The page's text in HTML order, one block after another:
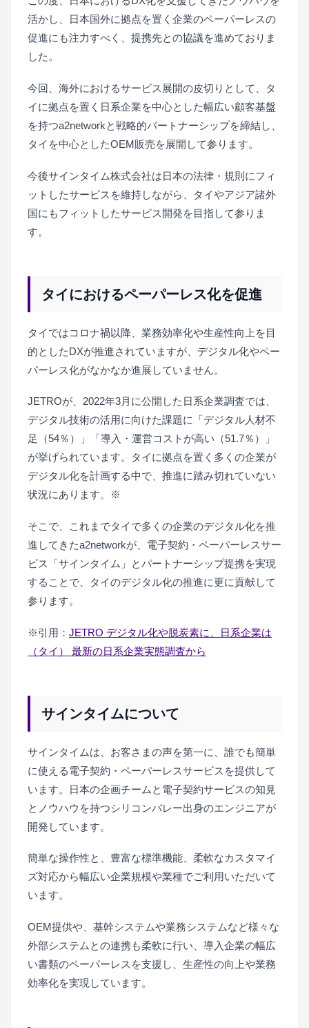
活かし、日本国外に拠点を置く企業のペーパーレスの
促進にも注力すべく、提携先との協議を進めておりま
した。
今回、海外におけるサービス展開の皮切りとして、タ
イに拠点を置く日系企業を中心とした幅広い顧客基盤
を持つa2networkと戦略的パートナーシップを締結し、
タイを中心としたOEM販売を展開して参ります。
今後サインタイム株式会社は日本の法律・規則にフィ
ットしたサービスを維持しながら、タイやアジア諸外
国にもフィットしたサービス開発を目指して参りま
す。
タイにおけるペーパーレス化を促進
タイではコロナ禍以降、業務効率化や生産性向上を目
的としたDXが推進されていますが、デジタル化やペー
パーレス化がなかなか進展していません。
JETROが、2022年3月に公開した日系企業調査では、
デジタル技術の活用に向けた課題に「デジタル人材不
足（54％）」「導入・運営コストが高い（51.7％）」
が挙げられています。タイに拠点を置く多くの企業が
デジタル化を計画する中で、推進に踏み切れていない
状況にあります。※
そこで、これまでタイで多くの企業のデジタル化を推
進してきたa2networkが、電子契約・ペーパーレスサー
ビス「サインタイム」とパートナーシップ提携を実現
することで、タイのデジタル化の推進に更に貢献して
参ります。
※引用： JETRO デジタル化や脱炭素に、日系企業は
（タイ） 最新の日系企業実態調査から
サインタイムについて
サインタイムは、お客さまの声を第一に、誰でも簡単
に使える電子契約・ペーパーレスサービスを提供して
います。日本の企画チームと電子契約サービスの知見
とノウハウを持つシリコンバレー出身のエンジニアが
開発しています。
簡単な操作性と、豊富な標準機能、柔軟なカスタマイ
ズ対応から幅広い企業規模や業種でご利用いただいて
います。
OEM提供や、基幹システムや業務システムなど様々な
外部システムとの連携も柔軟に行い、導入企業の幅広
い書類のペーパーレスを支援し、生産性の向上や業務
効率化を実現しています。